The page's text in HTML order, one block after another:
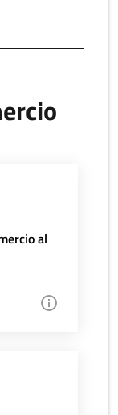
al